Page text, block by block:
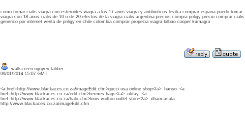
como tomar cialis viagra con esteroides viagra a los 17 anos viagra y antibioticos levitra comprar espana puedo tomar
viagra con 18 anos cialis de 10 o de 20 efectos de la viagra cialis argentina precios compra priligy precio comprar cialis
generico por internet venta de priligy en chile colombia comprar propecia viagra bilbao cooper kamagra
wallscreen uguyen tabber
09/01/2014 15:07 GMT
<a href=http://www.blackaces.co.za/imageEdit.cfm>gucci usa online shop</a> hanso <a
href=http://www.blackaces.co.za/edit.cfm>hermes bags</a> oktay <a
href=http://www.blackaces.co.za/halo.cfm>louis vuitton outlet store</a> dharmasala
http://www.blackaces.co.za/imageEdit.cfm